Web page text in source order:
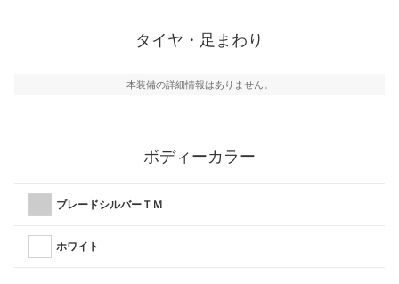
タイヤ・足まわり
本装備の詳細情報はありません。
ボディーカラー
ブレードシルバーＴＭ
ホワイト